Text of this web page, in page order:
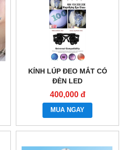
KÍNH LÚP ĐEO MẮT CÓ
ĐÈN LED
400,000 đ
MUA NGAY